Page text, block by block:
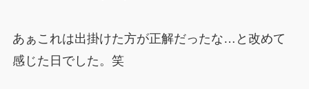
あぁこれは出掛けた方が正解だったな…と改めて
感じた日でした。笑